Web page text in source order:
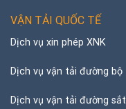
VẬN TẢI QUỐC TẾ
Dịch vụ xin phép XNK
Dịch vụ vận tải đường bộ
Dịch vụ vận tải đường sắt